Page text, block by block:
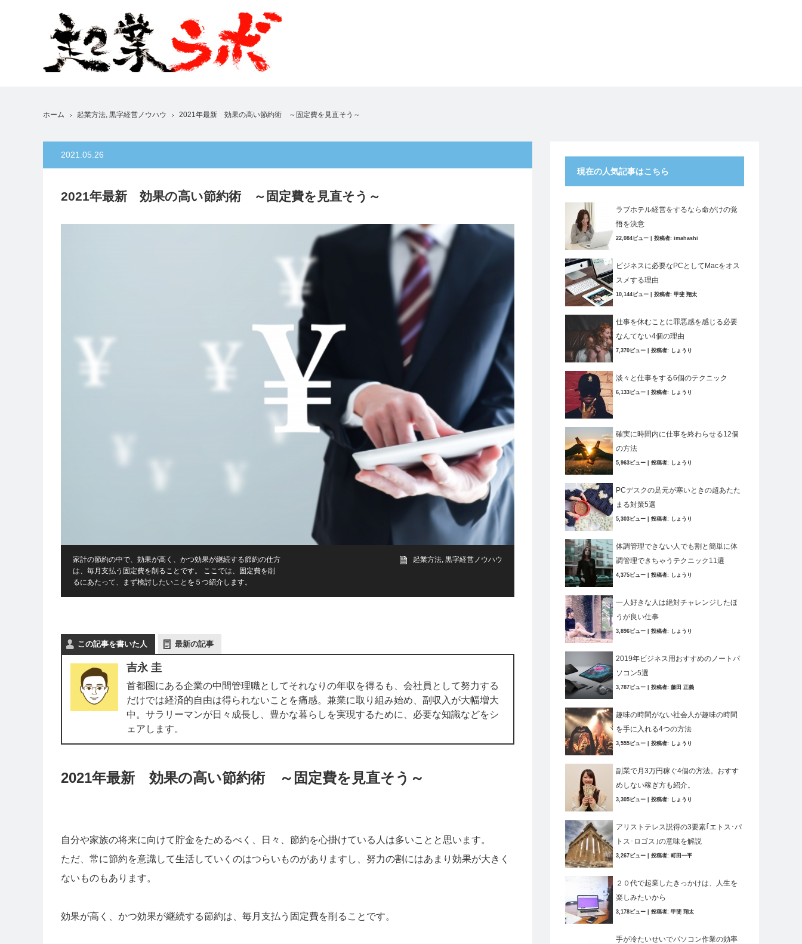
ホーム 起業方法, 黒字経営ノウハウ 2021年最新 効果の高い節約術 ～固定費を見直そう～
2021.05.26
2021年最新 効果の高い節約術 ～固定費を見直そう～
家計の節約の中で、効果が高く、かつ効果が継続する節約の仕方
は、毎月支払う固定費を削ることです。 ここでは、固定費を削
るにあたって、まず検討したいことを５つ紹介します。
起業方法, 黒字経営ノウハウ
この記事を書いた人 最新の記事
吉永 圭
首都圏にある企業の中間管理職としてそれなりの年収を得るも、会社員として努力する
だけでは経済的自由は得られないことを痛感。兼業に取り組み始め、副収入が大幅増大
中。サラリーマンが日々成長し、豊かな暮らしを実現するために、必要な知識などをシ
ェアします。
2021年最新 効果の高い節約術 ～固定費を見直そう～
自分や家族の将来に向けて貯金をためるべく、日々、節約を心掛けている人は多いことと思います。
ただ、常に節約を意識して生活していくのはつらいものがありますし、努力の割にはあまり効果が大きく
ないものもあります。
効果が高く、かつ効果が継続する節約は、毎月支払う固定費を削ることです。
現在の人気記事はこちら
ラブホテル経営をするなら命がけの覚
悟を決意
22,084ビュー 投稿者: imahashi
ビジネスに必要なPCとしてMacをオス
スメする理由
10,144ビュー 投稿者: 甲斐 翔太
仕事を休むことに罪悪感を感じる必要
なんてない4個の理由
7,370ビュー 投稿者: しょうり
淡々と仕事をする6個のテクニック
6,133ビュー 投稿者: しょうり
確実に時間内に仕事を終わらせる12個
の方法
5,963ビュー 投稿者: しょうり
PCデスクの足元が寒いときの超あたた
まる対策5選
5,303ビュー 投稿者: しょうり
体調管理できない人でも割と簡単に体
調管理できちゃうテクニック11選
4,375ビュー 投稿者: しょうり
一人好きな人は絶対チャレンジしたほ
うが良い仕事
3,896ビュー 投稿者: しょうり
2019年ビジネス用おすすめのノートパ
ソコン5選
3,787ビュー 投稿者: 藤田 正義
趣味の時間がない社会人が趣味の時間
を手に入れる4つの方法
3,555ビュー 投稿者: しょうり
副業で月3万円稼ぐ4個の方法。おすす
めしない稼ぎ方も紹介。
3,305ビュー 投稿者: しょうり
アリストテレス説得の3要素｢エトス･パ
トス･ロゴス｣の意味を解説
3,267ビュー 投稿者: 町田一平
２０代で起業したきっかけは、人生を
楽しみたいから
3,178ビュー 投稿者: 甲斐 翔太
手が冷たいせいでパソコン作業の効率